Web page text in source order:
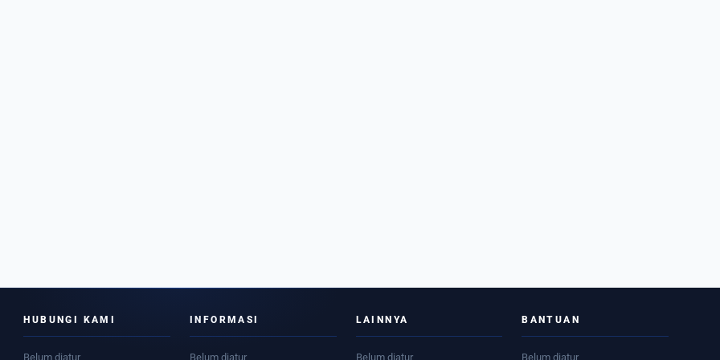
HUBUNGI KAMI
Belum diatur
INFORMASI
Belum diatur
LAINNYA
Belum diatur
BANTUAN
Belum diatur